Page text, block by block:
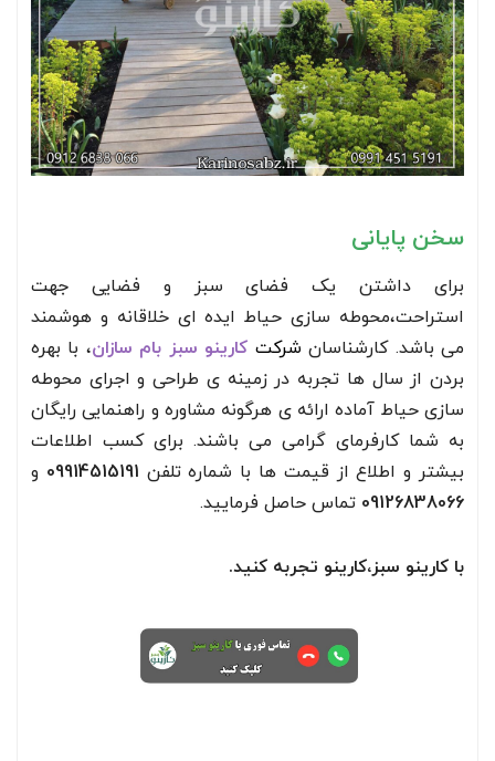
سخن پایانی
برای داشتن یک فضای سبز و فضایی جهت
استراحت،محوطه سازی حیاط ایده ای خلاقانه و هوشمند
می باشد. کارشناسان شرکت کارینو سبز بام سازان، با بهره
بردن از سال ها تجربه در زمینه ی طراحی و اجرای محوطه
سازی حیاط آماده ارائه ی هرگونه مشاوره و راهنمایی رایگان
به شما کارفرمای گرامی می باشند. برای کسب اطلاعات
بیشتر و اطلاع از قیمت ها با شماره تلفن 09914515191 و
09126838066 تماس حاصل فرمایید.
با کارینو سبز،کارینو تجربه کنید.